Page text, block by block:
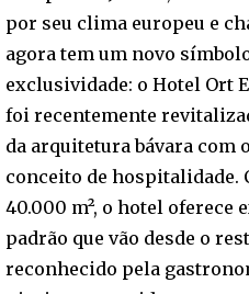
por seu clima europeu e
agora tem um novo
exclusividade: o Hotel Ort
foi recentemente
da arquitetura bávara com
conceito de hospitalidade.
40.000 m², o hotel oferece
padrão que vão desde o
reconhecido pela